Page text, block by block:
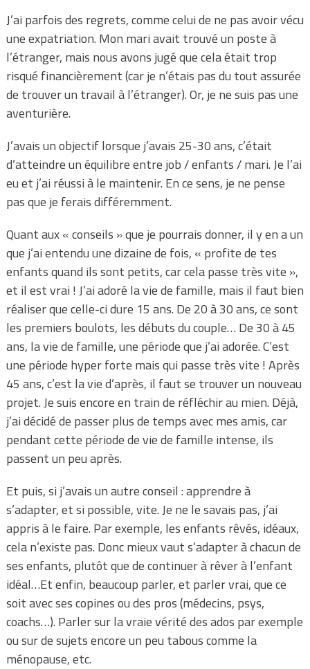
J’ai parfois des regrets, comme celui de ne pas avoir vécu
une expatriation. Mon mari avait trouvé un poste à
l’étranger, mais nous avons jugé que cela était trop
risqué financièrement (car je n’étais pas du tout assurée
de trouver un travail à l’étranger). Or, je ne suis pas une
aventurière.
J’avais un objectif lorsque j’avais 25-30 ans, c’était
d’atteindre un équilibre entre job / enfants / mari. Je l’ai
eu et j’ai réussi à le maintenir. En ce sens, je ne pense
pas que je ferais différemment.
Quant aux « conseils » que je pourrais donner, il y en a un
que j’ai entendu une dizaine de fois, « profite de tes
enfants quand ils sont petits, car cela passe très vite »,
et il est vrai ! J’ai adoré la vie de famille, mais il faut bien
réaliser que celle-ci dure 15 ans. De 20 à 30 ans, ce sont
les premiers boulots, les débuts du couple… De 30 à 45
ans, la vie de famille, une période que j’ai adorée. C’est
une période hyper forte mais qui passe très vite ! Après
45 ans, c’est la vie d’après, il faut se trouver un nouveau
projet. Je suis encore en train de réfléchir au mien. Déjà,
j’ai décidé de passer plus de temps avec mes amis, car
pendant cette période de vie de famille intense, ils
passent un peu après.
Et puis, si j’avais un autre conseil : apprendre à
s’adapter, et si possible, vite. Je ne le savais pas, j’ai
appris à le faire. Par exemple, les enfants rêvés, idéaux,
cela n’existe pas. Donc mieux vaut s’adapter à chacun de
ses enfants, plutôt que de continuer à rêver à l’enfant
idéal…Et enfin, beaucoup parler, et parler vrai, que ce
soit avec ses copines ou des pros (médecins, psys,
coachs…). Parler sur la vraie vérité des ados par exemple
ou sur de sujets encore un peu tabous comme la
ménopause, etc.